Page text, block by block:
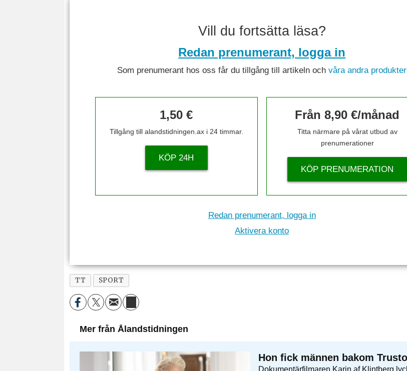
Vill du fortsätta läsa?
Redan prenumerant, logga in
Som prenumerant hos oss får du tillgång till artikeln ochvåra andra produkter
1,50 €
Tillgång till alandstidningen.ax i 24 timmar.
KÖP 24H
Från 8,90 €/månad
Titta närmare på vårat utbud av
prenumerationer
KÖP PRENUMERATION
Redan prenumerant, logga in
Aktivera konto
TT SPORT